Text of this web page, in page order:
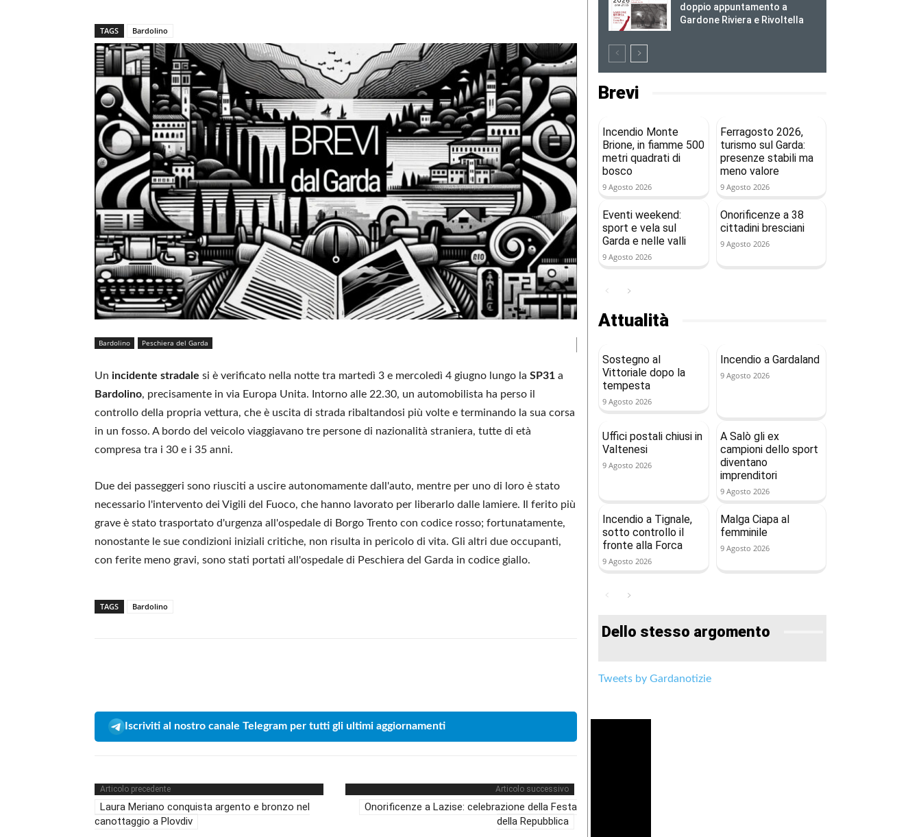
TAGS Bardolino
Bardolino Peschiera del Garda
Un incidente stradale si è verificato nella notte tra martedì 3 e mercoledì 4 giugno lungo la SP31 a
Bardolino, precisamente in via Europa Unita. Intorno alle 22.30, un automobilista ha perso il
controllo della propria vettura, che è uscita di strada ribaltandosi più volte e terminando la sua corsa
in un fosso. A bordo del veicolo viaggiavano tre persone di nazionalità straniera, tutte di età
compresa tra i 30 e i 35 anni.
Due dei passeggeri sono riusciti a uscire autonomamente dall'auto, mentre per uno di loro è stato
necessario l'intervento dei Vigili del Fuoco, che hanno lavorato per liberarlo dalle lamiere. Il ferito più
grave è stato trasportato d'urgenza all'ospedale di Borgo Trento con codice rosso; fortunatamente,
nonostante le sue condizioni iniziali critiche, non risulta in pericolo di vita. Gli altri due occupanti,
con ferite meno gravi, sono stati portati all'ospedale di Peschiera del Garda in codice giallo.
TAGS Bardolino
Iscriviti al nostro canale Telegram per tutti gli ultimi aggiornamenti
Articolo precedente
Laura Meriano conquista argento e bronzo nel
canottaggio a Plovdiv
Articolo successivo
Onorificenze a Lazise: celebrazione della Festa
della Repubblica
doppio appuntamento a
Gardone Riviera e Rivoltella
Brevi
Incendio Monte
Brione, in fiamme 500
metri quadrati di
bosco
9 Agosto 2026
Ferragosto 2026,
turismo sul Garda:
presenze stabili ma
meno valore
9 Agosto 2026
Eventi weekend:
sport e vela sul
Garda e nelle valli
9 Agosto 2026
Onorificenze a 38
cittadini bresciani
9 Agosto 2026
Attualità
Sostegno al
Vittoriale dopo la
tempesta
9 Agosto 2026
Incendio a Gardaland
9 Agosto 2026
Uffici postali chiusi in
Valtenesi
9 Agosto 2026
A Salò gli ex
campioni dello sport
diventano
imprenditori
9 Agosto 2026
Incendio a Tignale,
sotto controllo il
fronte alla Forca
9 Agosto 2026
Malga Ciapa al
femminile
9 Agosto 2026
Dello stesso argomento
Tweets by Gardanotizie